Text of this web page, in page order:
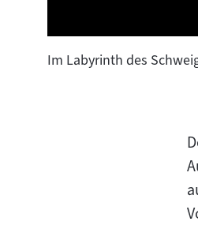
Im Labyrinth des